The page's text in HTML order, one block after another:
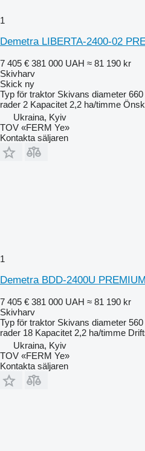
1
Demetra LIBERTA-2400-02
7 405 € 381 000 UAH ≈ 81 190 kr
Skivharv
Skick ny
Typ för traktor Skivans diameter
rader 2 Kapacitet 2,2 ha/timme
Ukraina, Kyiv
TOV «FERM Ye»
Kontakta säljaren
1
Demetra BDD-2400U PREMIUM
7 405 € 381 000 UAH ≈ 81 190 kr
Skivharv
Typ för traktor Skivans diameter
rader 18 Kapacitet 2,2 ha/timme
Ukraina, Kyiv
TOV «FERM Ye»
Kontakta säljaren